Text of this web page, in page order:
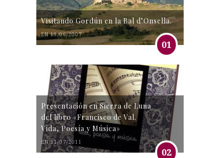
Visitando Gordún en la Bal d’Onsella.
EN 19/06/2007
01
Presentación en Sierra de Luna
del libro «Francisco de Val.
Vida, Poesía y Música»
EN 31/07/2011
02